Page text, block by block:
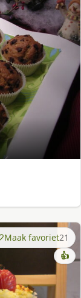
Maak favoriet21
👍